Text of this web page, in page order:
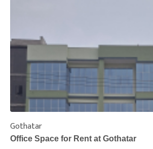
Gothatar
Office Space for Rent at Gothatar